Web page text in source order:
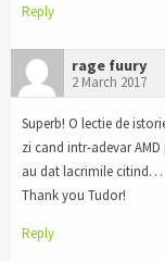
Reply
rage fuury
2 March 2017
Superb! O lectie de
zi cand intr-adevar
au dat lacrimile citind…
Thank you Tudor!
Reply